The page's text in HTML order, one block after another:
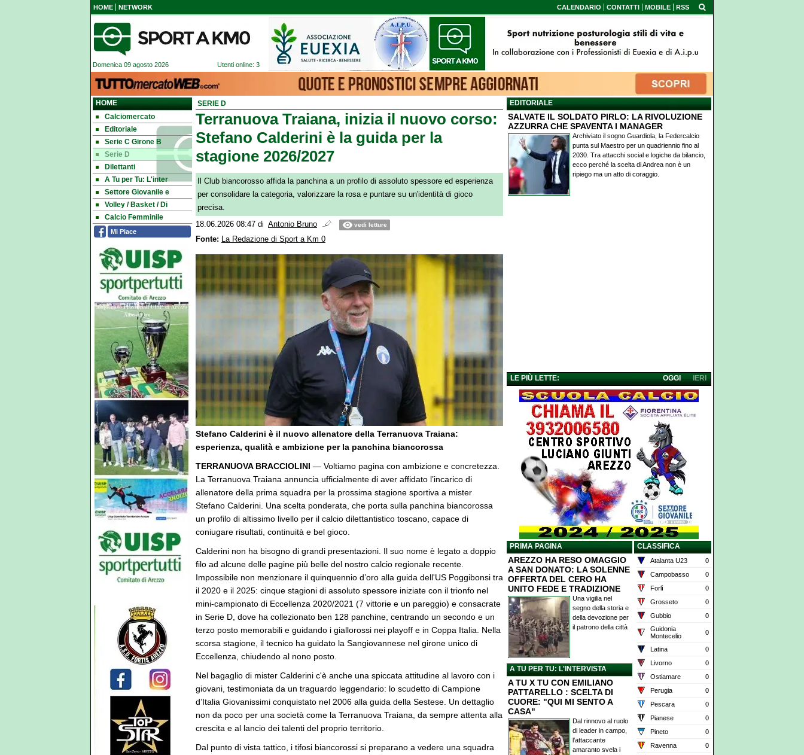
HOME NETWORK CALENDARIO CONTATTI MOBILE RSS
Domenica 09 agosto 2026 Utenti online: 3
HOME
Calciomercato
Editoriale
Serie C Girone B
Serie D
Dilettanti
A Tu per Tu: L'inter
Settore Giovanile e
Volley / Basket / Di
Calcio Femminile
Mi Piace
SERIE D
Terranuova Traiana, inizia il nuovo corso:
Stefano Calderini è la guida per la
stagione 2026/2027
Il Club biancorosso affida la panchina a un profilo di assoluto spessore ed esperienza
per consolidare la categoria, valorizzare la rosa e puntare su un'identità di gioco
precisa.
18.06.2026 08:47 di Antonio Bruno vedi letture
Fonte: La Redazione di Sport a Km 0
Stefano Calderini è il nuovo allenatore della Terranuova Traiana:
esperienza, qualità e ambizione per la panchina biancorossa
TERRANUOVA BRACCIOLINI — Voltiamo pagina con ambizione e concretezza.
La Terranuova Traiana annuncia ufficialmente di aver affidato l’incarico di
allenatore della prima squadra per la prossima stagione sportiva a mister
Stefano Calderini. Una scelta ponderata, che porta sulla panchina biancorossa
un profilo di altissimo livello per il calcio dilettantistico toscano, capace di
coniugare risultati, continuità e bel gioco.
Calderini non ha bisogno di grandi presentazioni. Il suo nome è legato a doppio
filo ad alcune delle pagine più belle del nostro calcio regionale recente.
Impossibile non menzionare il quinquennio d’oro alla guida dell'US Poggibonsi tra
il 2020 e il 2025: cinque stagioni di assoluto spessore iniziate con il trionfo nel
mini-campionato di Eccellenza 2020/2021 (7 vittorie e un pareggio) e consacrate
in Serie D, dove ha collezionato ben 128 panchine, centrando un secondo e un
terzo posto memorabili e guidando i giallorossi nei playoff e in Coppa Italia. Nella
scorsa stagione, il tecnico ha guidato la Sangiovannese nel girone unico di
Eccellenza, chiudendo al nono posto.
Nel bagaglio di mister Calderini c'è anche una spiccata attitudine al lavoro con i
giovani, testimoniata da un traguardo leggendario: lo scudetto di Campione
d’Italia Giovanissimi conquistato nel 2006 alla guida della Sestese. Un dettaglio
non da poco per una società come la Terranuova Traiana, da sempre attenta alla
crescita e al lancio dei talenti del proprio territorio.
Dal punto di vista tattico, i tifosi biancorossi si preparano a vedere una squadra
EDITORIALE
SALVATE IL SOLDATO PIRLO: LA RIVOLUZIONE
AZZURRA CHE SPAVENTA I MANAGER
Archiviato il sogno Guardiola, la Federcalcio
punta sul Maestro per un quadriennio fino al
2030. Tra attacchi social e logiche da bilancio,
ecco perché la scelta di Andrea non è un
ripiego ma un atto di coraggio.
LE PIÙ LETTE: IERI
OGGI
PRIMA PAGINA
AREZZO HA RESO OMAGGIO
A SAN DONATO: LA SOLENNE
OFFERTA DEL CERO HA
UNITO FEDE E TRADIZIONE
Una vigilia nel
segno della storia e
della devozione per
il patrono della città
A TU PER TU: L'INTERVISTA
A TU X TU CON EMILIANO
PATTARELLO : SCELTA DI
CUORE: "QUI MI SENTO A
CASA"
Dal rinnovo al ruolo
di leader in campo,
l’attaccante
amaranto svela i
CLASSIFICA
Atalanta U23
0
Campobasso
0
Forlì
0
Grosseto
0
Gubbio
0
Guidonia
Montecelio
0
Latina
0
Livorno
0
Ostiamare
0
Perugia
0
Pescara
0
Pianese
0
Pineto
0
Ravenna
0